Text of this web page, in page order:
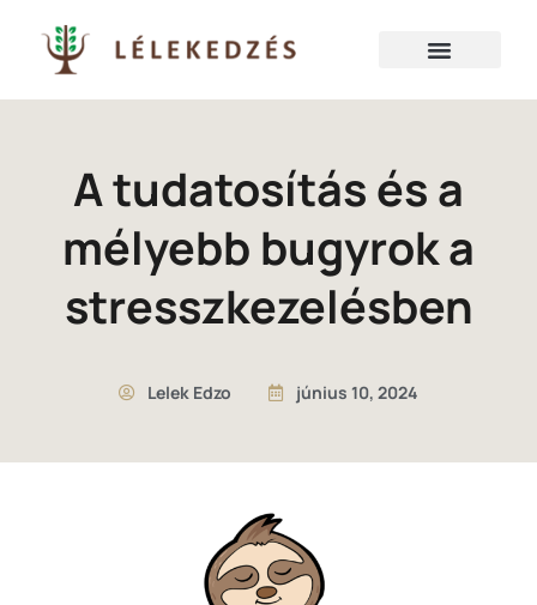
A tudatosítás és a
mélyebb bugyrok a
stresszkezelésben
Lelek Edzo június 10, 2024